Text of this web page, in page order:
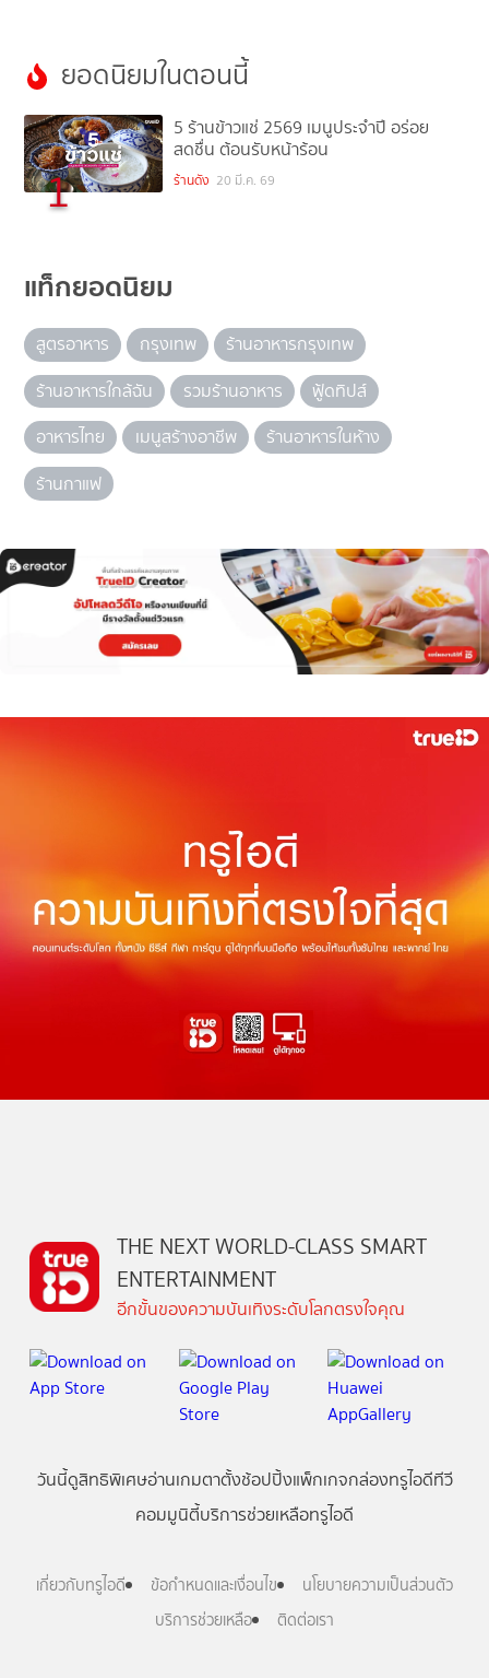
ยอดนิยมในตอนนี้
1
5 ร้านข้าวแช่ 2569 เมนูประจำปี อร่อย
สดชื่น ต้อนรับหน้าร้อน
ร้านดัง 20 มี.ค. 69
แท็กยอดนิยม
สูตรอาหาร กรุงเทพ
ร้านอาหารกรุงเทพ
ร้านอาหารใกล้ฉัน
รวมร้านอาหาร
ฟู้ดทิปส์
อาหารไทย
เมนูสร้างอาชีพ
ร้านอาหารในห้าง
ร้านกาแฟ
THE NEXT WORLD-CLASS SMART
ENTERTAINMENT
อีกขั้นของความบันเทิงระดับโลกตรงใจคุณ
วันนี้ดูสิทธิพิเศษอ่านเกมตาตั้งช้อปปิ้งแพ็กเกจกล่องทรูไอดีทีวี
คอมมูนิตี้บริการช่วยเหลือทรูไอดี
เกี่ยวกับทรูไอดี ข้อกำหนดและเงื่อนไข
นโยบายความเป็นส่วนตัว
บริการช่วยเหลือ
ติดต่อเรา